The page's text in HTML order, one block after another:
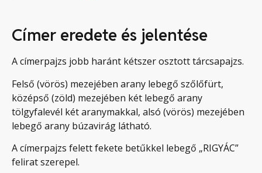
Címer eredete és jelentése
A címerpajzs jobb haránt kétszer osztott tárcsapajzs.
Felső (vörös) mezejében arany lebegő szőlőfürt,
középső (zöld) mezejében két lebegő arany
tölgyfalevél két aranymakkal, alsó (vörös) mezejében
lebegő arany búzavirág látható.
A címerpajzs felett fekete betűkkel lebegő „RIGYÁC”
felirat szerepel.